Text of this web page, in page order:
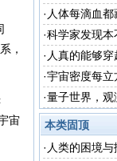
，
宙
明，或许真存
· 人体每滴血
球磁场竟是宇
·科学家发现
· 人真的能够
案，只是很多
·宇宙密度每立
为何还能疯狂
·量子世界，
本类固顶
· 人类的困境